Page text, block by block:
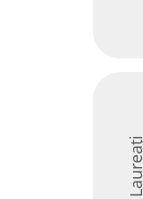
Laureați